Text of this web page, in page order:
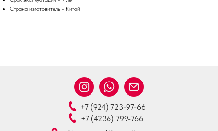
Страна изготовитель - Китай
+7 (4236) 799-766
+7 (924) 723-97-66